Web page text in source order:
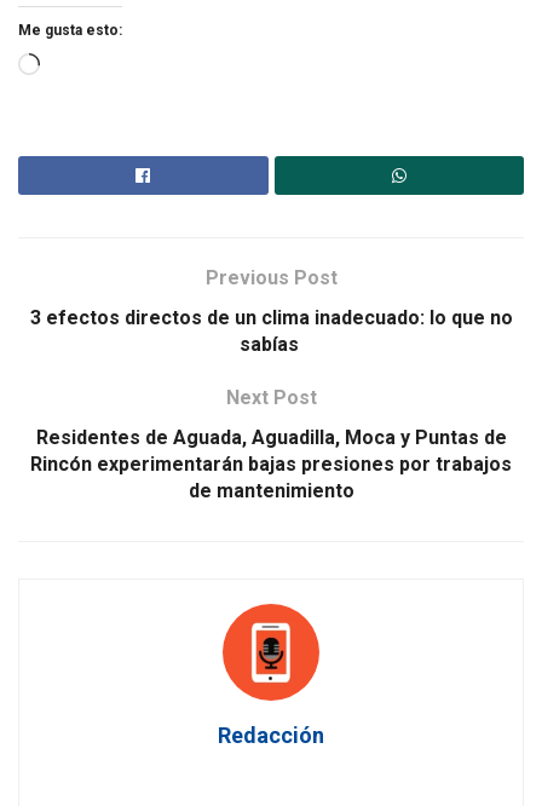
Me gusta esto:
Previous Post
3 efectos directos de un clima inadecuado: lo que no
sabías
Next Post
Residentes de Aguada, Aguadilla, Moca y Puntas de
Rincón experimentarán bajas presiones por trabajos
de mantenimiento
Redacción